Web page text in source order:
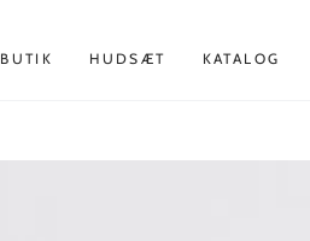
BUTIK HUDSÆT KATALOG